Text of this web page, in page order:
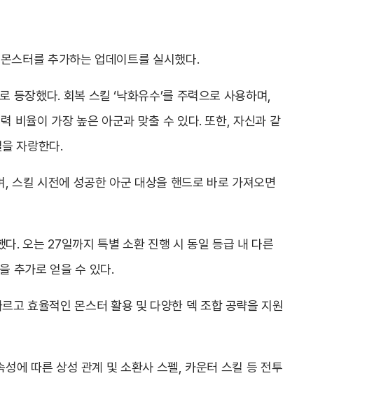
스터를 추가하는 업데이트를 실시했다.
장했다. 회복 스킬 ‘낙화유수’를 주력으로 사용하며,
비율이 가장 높은 아군과 맞출 수 있다. 또한, 자신과 같
자랑한다.
스킬 시전에 성공한 아군 대상을 핸드로 바로 가져오면
다. 오는 27일까지 특별 소환 진행 시 동일 등급 내 다른
추가로 얻을 수 있다.
고 효율적인 몬스터 활용 및 다양한 덱 조합 공략을 지원
성에 따른 상성 관계 및 소환사 스펠, 카운터 스킬 등 전투